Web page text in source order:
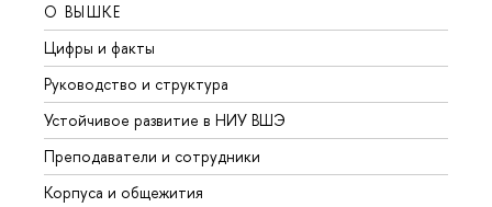
О ВЫШКЕ
Цифры и факты
Руководство и структура
Устойчивое развитие в НИУ ВШЭ
Преподаватели и сотрудники
Корпуса и общежития